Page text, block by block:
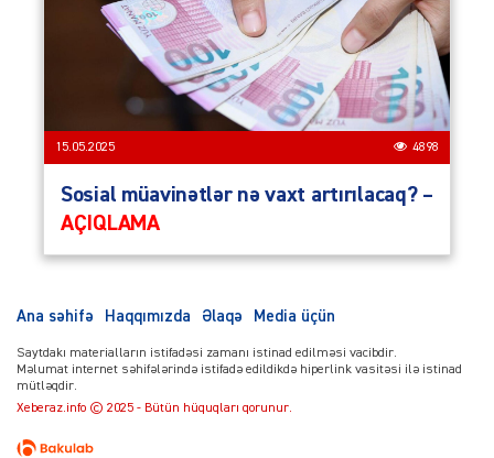
15.05.2025 4898
Sosial müavinətlər nə vaxt artırılacaq? –
AÇIQLAMA
Ana səhifə Haqqımızda Əlaqə Media üçün
Saytdakı materialların istifadəsi zamanı istinad edilməsi vacibdir.
Məlumat internet səhifələrində istifadə edildikdə hiperlink vasitəsi ilə istinad
mütləqdir.
Xeberaz.info © 2025 - Bütün hüquqları qorunur.